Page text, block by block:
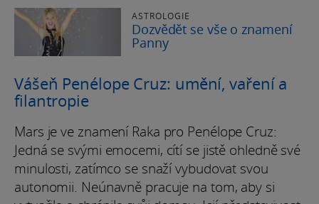
ASTROLOGIE
Dozvědět se vše o znamení
Panny
Vášeň Penélope Cruz: umění, vaření a
filantropie
Mars je ve znamení Raka pro Penélope Cruz:
Jedná se svými emocemi, cítí se jistě ohledně své
minulosti, zatímco se snaží vybudovat svou
autonomii. Neúnavně pracuje na tom, aby si